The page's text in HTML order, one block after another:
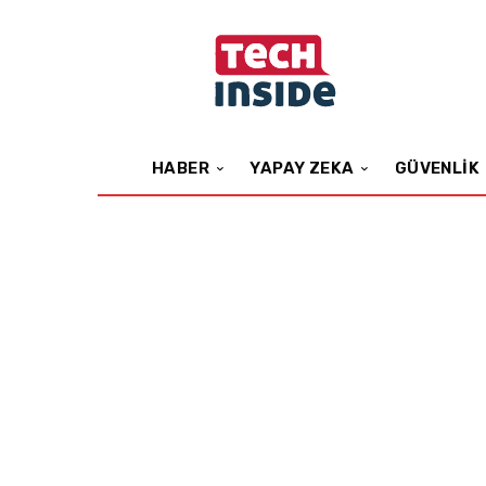
HABER YAPAY ZEKA GÜVENLIK